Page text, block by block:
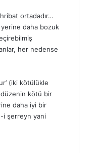
ortadadır…
daha bozuk
her nedense
(iki kötülükle
düzenin kötü bir
daha iyi bir
i şerreyn yani